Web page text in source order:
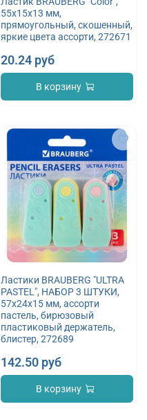
55х15х13 мм,
прямоугольный, скошенный,
яркие цвета ассорти, 272671
20.24 руб
В корзину
Ластики BRAUBERG "ULTRA
PASTEL", НАБОР 3 ШТУКИ,
57х24х15 мм, ассорти
пастель, бирюзовый
пластиковый держатель,
блистер, 272689
142.50 руб
В корзину